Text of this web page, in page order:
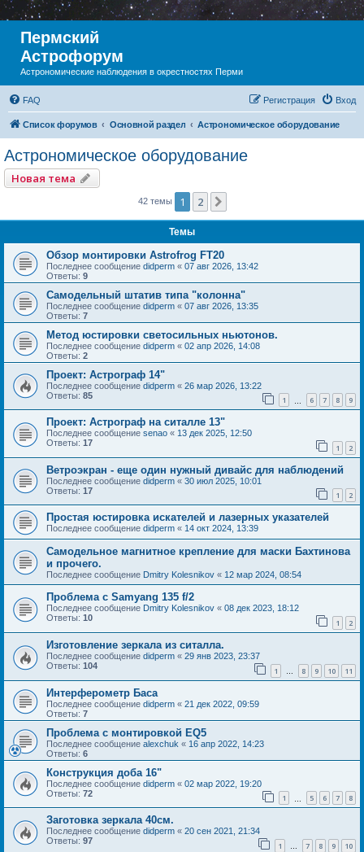
Пермский
Астрофорум
Астрономические наблюдения в окрестностях Перми
FAQ Вход
Регистрация
Список форумов Основной раздел Астрономическое оборудование
Астрономическое оборудование
Новая тема
42 темы 1 2
Темы
Обзор монтировки Astrofrog FT20
Последнее сообщение didperm « 07 авг 2026, 13:42
Ответы: 9
Самодельный штатив типа "колонна"
Последнее сообщение didperm « 07 авг 2026, 13:35
Ответы: 7
Метод юстировки светосильных ньютонов.
Последнее сообщение didperm « 02 апр 2026, 14:08
Ответы: 2
Проект: Астрограф 14"
Последнее сообщение didperm « 26 мар 2026, 13:22
Ответы: 85 1 6 7 8 9
Проект: Астрограф на ситалле 13"
Последнее сообщение senao « 13 дек 2025, 12:50
Ответы: 17 1 2
Ветроэкран - еще один нужный дивайс для наблюдений
Последнее сообщение didperm « 30 июл 2025, 10:01
Ответы: 17 1 2
Простая юстировка искателей и лазерных указателей
Последнее сообщение didperm « 14 окт 2024, 13:39
Самодельное магнитное крепление для маски Бахтинова
и прочего.
Последнее сообщение Dmitry Kolesnikov « 12 мар 2024, 08:54
Проблема с Samyang 135 f/2
Последнее сообщение Dmitry Kolesnikov « 08 дек 2023, 18:12
Ответы: 10 1 2
Изготовление зеркала из ситалла.
Последнее сообщение didperm « 29 янв 2023, 23:37
Ответы: 104 1 … 8 9 10 11
Интерферометр Баса
Последнее сообщение didperm « 21 дек 2022, 09:59
Ответы: 7
Проблема с монтировкой EQ5
Последнее сообщение alexchuk « 16 апр 2022, 14:23
Ответы: 6
Конструкция доба 16"
Последнее сообщение didperm « 02 мар 2022, 19:20
Ответы: 72 1 5 6 7 8
Заготовка зеркала 40см.
Последнее сообщение didperm « 20 сен 2021, 21:34
Ответы: 97 1 … 7 8 9 10